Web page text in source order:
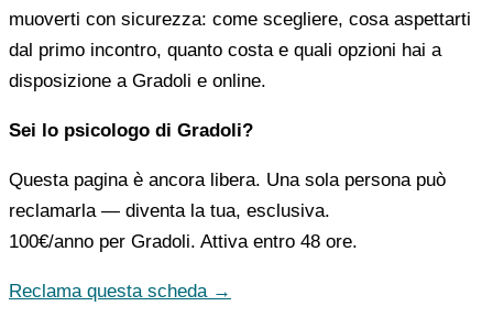
muoverti con sicurezza: come scegliere, cosa aspettarti
dal primo incontro, quanto costa e quali opzioni hai a
disposizione a Gradoli e online.
Sei lo psicologo di Gradoli?
Questa pagina è ancora libera. Una sola persona può
reclamarla — diventa la tua, esclusiva.
100€/anno per Gradoli. Attiva entro 48 ore.
Reclama questa scheda →